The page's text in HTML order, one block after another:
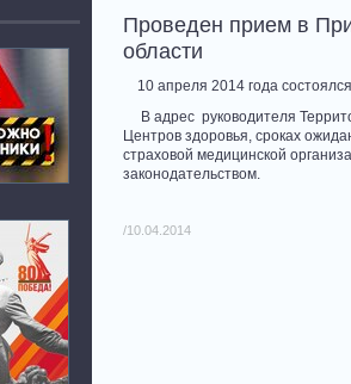
Проведен прием в
области
10 апреля 2014 года
В адрес руководителя
Центров здоровья, сроках
страховой медицинской
законодательством.
/10.04.2014